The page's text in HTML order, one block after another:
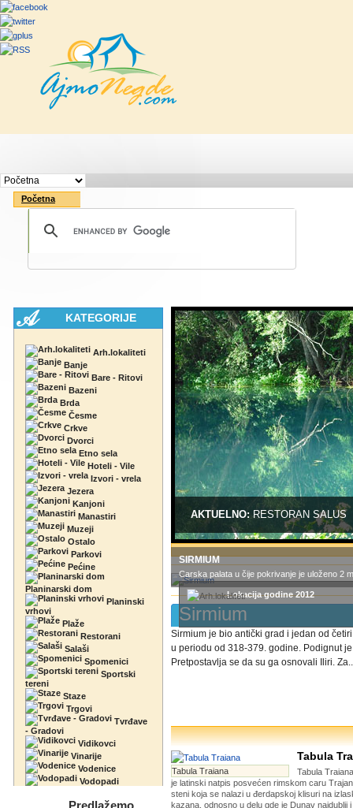
Početna
KATEGORIJE
Arh.lokaliteti
Banje
Bare - Ritovi
Bazeni
Brda
Česme
Crkve
Dvorci
Etno sela
Hoteli - Vile
Izvori - vrela
Jezera
Kanjoni
Manastiri
Muzeji
Ostalo
Parkovi
Pećine
Planinarski dom
Planinski
vrhovi
Plaže
Restorani
Salaši
Spomenici
Sportski
tereni
Staze
Trgovi
Tvrđave
- Gradovi
Vidikovci
Vinarije
Vodenice
Vodopadi
Predlažemo
AKTUELNO:RESTORAN SALUS
Lokacija godine 2012
SIRMIUM
Carska palata u čije pokrivanje je uloženo 2
Sirmium
Sirmium je bio antički grad i jedan od
u periodu od 318-379. godine. Podignut
Pretpostavlja se da su ga osnovali Iliri.
Tabula Traiana
Tabula
Tabula
je latinski natpis posvećen rimskom caru
steni koja se nalazi u đerdapskoj klisuri na
kazana, odnosno u delu gde je Dunav najdublji